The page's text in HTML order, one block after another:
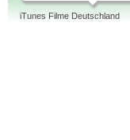
iTunes Filme Deutschland